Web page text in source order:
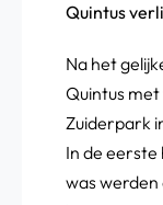
Quintus
Na het
Quintus
Zuiderpark
In de eerste
was